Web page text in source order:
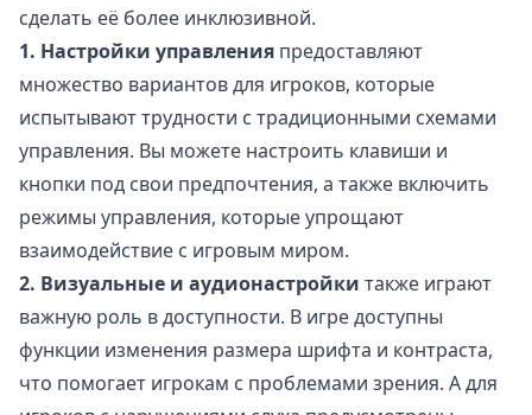
сделать её более инклюзивной.
1. Настройки управления предоставляют
множество вариантов для игроков, которые
испытывают трудности с традиционными схемами
управления. Вы можете настроить клавиши и
кнопки под свои предпочтения, а также включить
режимы управления, которые упрощают
взаимодействие с игровым миром.
2. Визуальные и аудионастройки также играют
важную роль в доступности. В игре доступны
функции изменения размера шрифта и контраста,
что помогает игрокам с проблемами зрения. А для